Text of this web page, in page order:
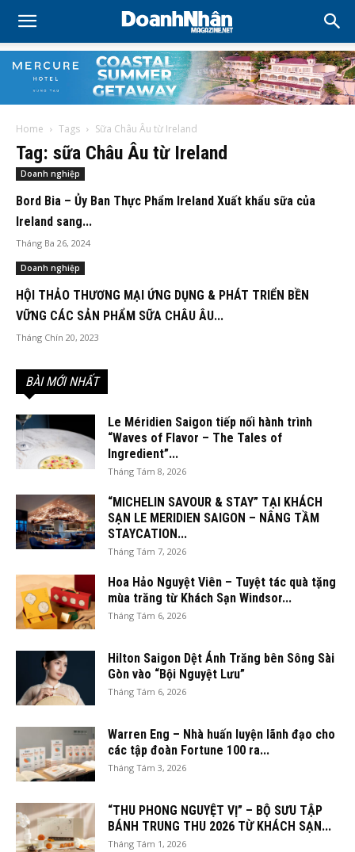
Home Tags Sữa Châu Âu từ Ireland
Tag: sữa Châu Âu từ Ireland
Doanh nghiệp
Bord Bia – Ủy Ban Thực Phẩm Ireland Xuất khẩu sữa của
Ireland sang...
Tháng Ba 26, 2024
Doanh nghiệp
HỘI THẢO THƯƠNG MẠI ỨNG DỤNG & PHÁT TRIỂN BỀN
VỮNG CÁC SẢN PHẨM SỮA CHÂU ÂU...
Tháng Chín 20, 2023
BÀI MỚI NHẤT
Le Méridien Saigon tiếp nối hành trình
“Waves of Flavor – The Tales of
Ingredient”...
Tháng Tám 8, 2026
“MICHELIN SAVOUR & STAY” TẠI KHÁCH
SẠN LE MERIDIEN SAIGON – NÂNG TẦM
STAYCATION...
Tháng Tám 7, 2026
Hoa Hảo Nguyệt Viên – Tuyệt tác quà tặng
mùa trăng từ Khách Sạn Windsor...
Tháng Tám 6, 2026
Hilton Saigon Dệt Ánh Trăng bên Sông Sài
Gòn vào “Bội Nguyệt Lưu”
Tháng Tám 6, 2026
Warren Eng – Nhà huấn luyện lãnh đạo cho
các tập đoàn Fortune 100 ra...
Tháng Tám 3, 2026
“THU PHONG NGUYỆT VỊ” – BỘ SƯU TẬP
BÁNH TRUNG THU 2026 TỪ KHÁCH SẠN...
Tháng Tám 1, 2026